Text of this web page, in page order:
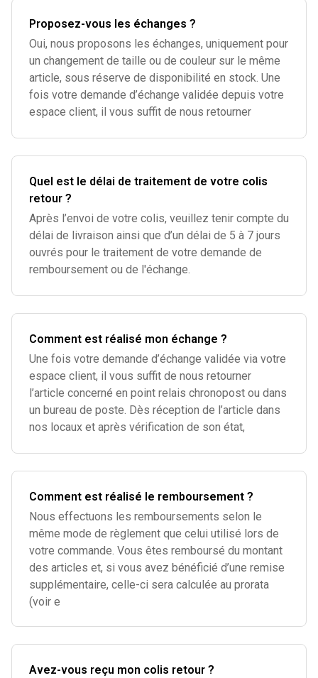
Proposez-vous les échanges ?
Oui, nous proposons les échanges, uniquement pour
un changement de taille ou de couleur sur le même
article, sous réserve de disponibilité en stock. Une
fois votre demande d’échange validée depuis votre
espace client, il vous suffit de nous retourner
Quel est le délai de traitement de votre colis
retour ?
Après l’envoi de votre colis, veuillez tenir compte du
délai de livraison ainsi que d’un délai de 5 à 7 jours
ouvrés pour le traitement de votre demande de
remboursement ou de l'échange.
Comment est réalisé mon échange ?
Une fois votre demande d’échange validée via votre
espace client, il vous suffit de nous retourner
l’article concerné en point relais chronopost ou dans
un bureau de poste. Dès réception de l’article dans
nos locaux et après vérification de son état,
Comment est réalisé le remboursement ?
Nous effectuons les remboursements selon le
même mode de règlement que celui utilisé lors de
votre commande. Vous êtes remboursé du montant
des articles et, si vous avez bénéficié d’une remise
supplémentaire, celle-ci sera calculée au prorata
(voir e
Avez-vous reçu mon colis retour ?